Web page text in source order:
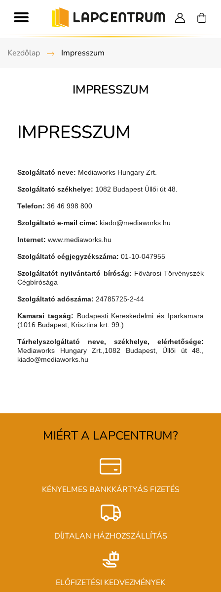
Kezdőlap Impresszum
IMPRESSZUM
IMPRESSZUM
Szolgáltató neve: Mediaworks Hungary Zrt.
Szolgáltató székhelye: 1082 Budapest Üllői út 48.
Telefon: 36 46 998 800
Szolgáltató e-mail címe: kiado@mediaworks.hu
Internet: www.mediaworks.hu
Szolgáltató cégjegyzékszáma: 01-10-047955
Szolgáltatót nyilvántartó bíróság: Fővárosi Törvényszék
Cégbírósága
Szolgáltató adószáma: 24785725-2-44
Kamarai tagság: Budapesti Kereskedelmi és Iparkamara
(1016 Budapest, Krisztina krt. 99.)
Tárhelyszolgáltató neve, székhelye, elérhetősége:
Mediaworks Hungary Zrt.,1082 Budapest, Üllői út 48.,
kiado@mediaworks.hu
MIÉRT A LAPCENTRUM?
KÉNYELMES BANKKÁRTYÁS FIZETÉS
DÍJTALAN HÁZHOZSZÁLLÍTÁS
ELŐFIZETÉSI KEDVEZMÉNYEK